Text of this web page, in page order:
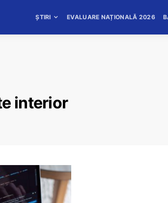
ȘTIRI EVALUARE NAȚIONALĂ 2026
interior